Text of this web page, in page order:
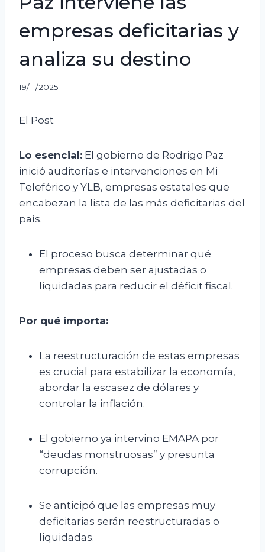
empresas deficitarias y
analiza su destino
19/11/2025
El Post
Lo esencial: El gobierno de Rodrigo Paz
inició auditorías e intervenciones en Mi
Teleférico y YLB, empresas estatales que
encabezan la lista de las más deficitarias del
país.
El proceso busca determinar qué
empresas deben ser ajustadas o
liquidadas para reducir el déficit fiscal.
Por qué importa:
La reestructuración de estas empresas
es crucial para estabilizar la economía,
abordar la escasez de dólares y
controlar la inflación.
El gobierno ya intervino EMAPA por
“deudas monstruosas” y presunta
corrupción.
Se anticipó que las empresas muy
deficitarias serán reestructuradas o
liquidadas.